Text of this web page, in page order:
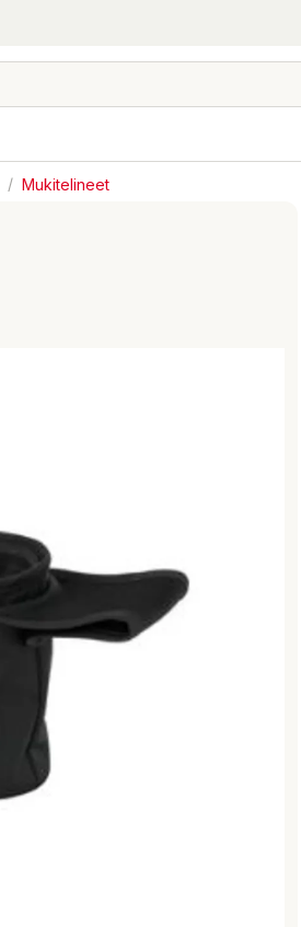
/ Mukitelineet